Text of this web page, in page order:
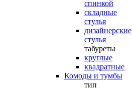
спинкой
складные
стулья
дизайнерские
стулья
табуреты
круглые
квадратные
Комоды и тумбы
тип